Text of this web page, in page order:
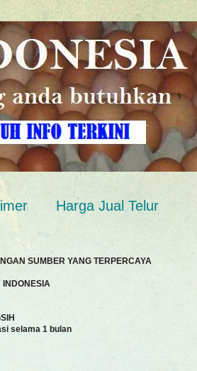
Harga Jual Telur
SUMBER YANG TERPERCAYA
INDONESIA
selama 1 bulan